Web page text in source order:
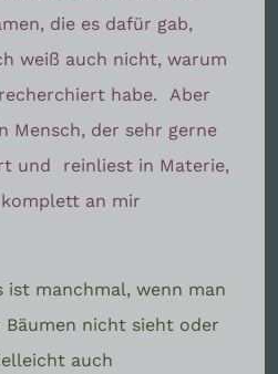
die es dafür gab,
weiß auch nicht, warum
habe.
Aber
Mensch, der sehr gerne
und
reinliest in Materie,
an mir
ist manchmal, wenn man
nicht sieht oder
auch